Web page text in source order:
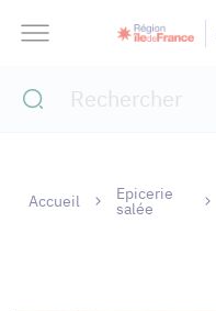
Accueil Epicerie
salée